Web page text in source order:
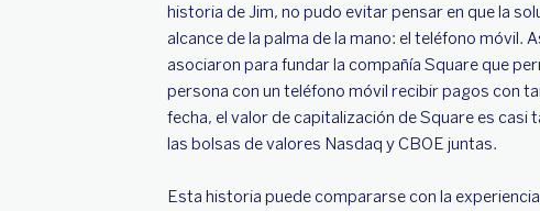
historia de Jim, no pudo evitar pensar en que la
alcance de la palma de la mano: el teléfono móvil.
asociaron para fundar la compañía Square que
persona con un teléfono móvil recibir pagos con
fecha, el valor de capitalización de Square es casi
las bolsas de valores Nasdaq y CBOE juntas.
Esta historia puede compararse con la